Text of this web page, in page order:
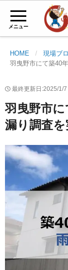
メニュー
HOME
現場ブ
羽曳野市にて築40
最終更新日:2025/1/7
羽曳野市
漏り調査